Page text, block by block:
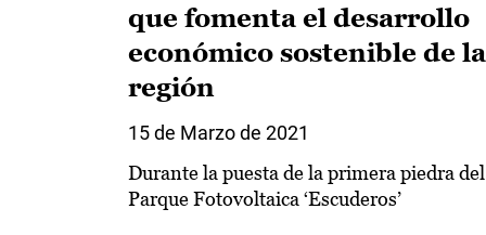
que fomenta el desarrollo
económico sostenible de la
región
15 de Marzo de 2021
Durante la puesta de la primera piedra del
Parque Fotovoltaica ‘Escuderos’